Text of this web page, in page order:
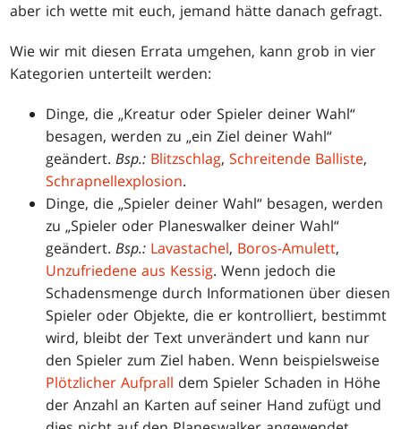
aber ich wette mit euch, jemand hätte danach gefragt.
Wie wir mit diesen Errata umgehen, kann grob in vier
Kategorien unterteilt werden:
Dinge, die „Kreatur oder Spieler deiner Wahl“
besagen, werden zu „ein Ziel deiner Wahl“
geändert.Bsp.: Blitzschlag,Schreitende Balliste,
Schrapnellexplosion.
Dinge, die „Spieler deiner Wahl“ besagen, werden
zu „Spieler oder Planeswalker deiner Wahl“
geändert.Bsp.: Lavastachel, Boros-Amulett,
Unzufriedene aus Kessig. Wenn jedoch die
Schadensmenge durch Informationen über diesen
Spieler oder Objekte, die er kontrolliert, bestimmt
wird, bleibt der Text unverändert und kann nur
den Spieler zum Ziel haben. Wenn beispielsweise
Plötzlicher Aufprall dem Spieler Schaden in Höhe
der Anzahl an Karten auf seiner Hand zufügt und